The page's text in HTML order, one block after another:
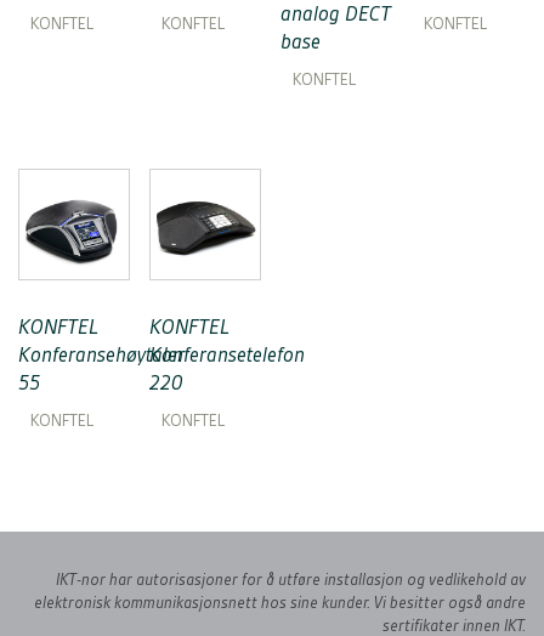
KONFTEL KONFTEL
analog DECT
base
KONFTEL
KONFTEL
KONFTEL
Konferansehøytaler
55
KONFTEL
KONFTEL
Konferansetelefon
220
KONFTEL
IKT-nor har autorisasjoner for å utføre installasjon og vedlikehold av
elektronisk kommunikasjonsnett hos sine kunder. Vi besitter også andre
sertifikater innen IKT.